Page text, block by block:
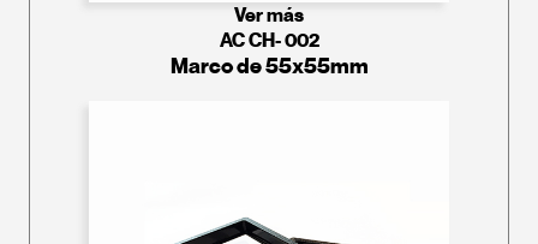
Ver más
AC CH- 002
Marco de 55x55mm